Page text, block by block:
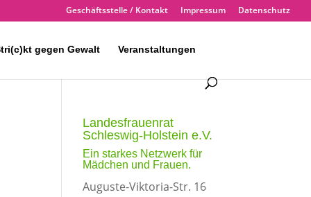
Geschäftsstelle / Kontakt Impressum Datenschutz
gegen Gewalt Veranstaltungen
Landesfrauenrat
Schleswig-Holstein e.V.
Ein starkes Netzwerk für
Mädchen und Frauen.
Auguste-Viktoria-Str. 16